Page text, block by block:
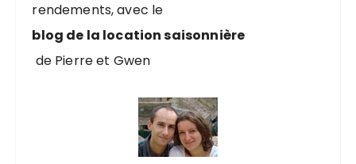
:rendements, avec le
blog de la location saisonnière
de Pierre et Gwen